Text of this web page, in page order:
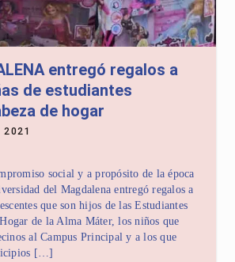
entregó regalos a
de estudiantes
de hogar
social y a propósito de la época
del Magdalena entregó regalos a
que son hijos de las Estudiantes
de la Alma Máter, los niños que
al Campus Principal y a los que
[…]